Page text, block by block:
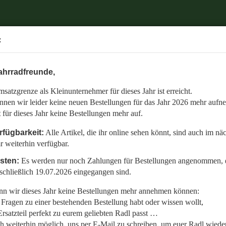
als Kleinunternehmer für dieses Jahr ist erreicht.
wir leider keine neuen Bestellungen für das Jahr 2026 mehr
dieses Jahr keine Bestellungen mehr auf.
Alle Artikel, die ihr online sehen könnt, sind auch im
weiterhin verfügbar.
Es werden nur noch Zahlungen für Bestellungen angenommen,
19.07.2026 eingegangen sind.
wir dieses Jahr keine Bestellungen mehr annehmen können:
zu einer bestehenden Bestellung habt oder wissen wollt,
perfekt zu eurem geliebten Radl passt …
weiterhin möglich, uns per E-Mail zu schreiben, um euer Radl
aufnehmen.
im nächsten Jahr weiterhin verfügbar.
die bis einschließlich 19.07.2026 eingegangen sind.
wieder fit zu bekommen.
auf den gemeinsamen Start in die neue Saison am 01.01.2027!